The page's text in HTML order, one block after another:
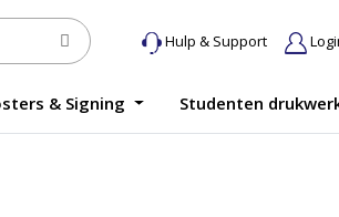
Hulp & Support
& Signing Studenten